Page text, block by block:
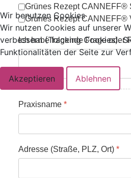
Grünes Rezept CANNEFF®
Grünes Rezept CANNEFF®
Ich habe folgende Frage oder
Praxisname *
Adresse (Straße, PLZ, Ort) *
Wir benutzen Cookies
Wir nutzen Cookies auf unserer
verbessern (Tracking Cookies).
Funktionalitäten der Seite zur
Akzeptieren
Ablehnen